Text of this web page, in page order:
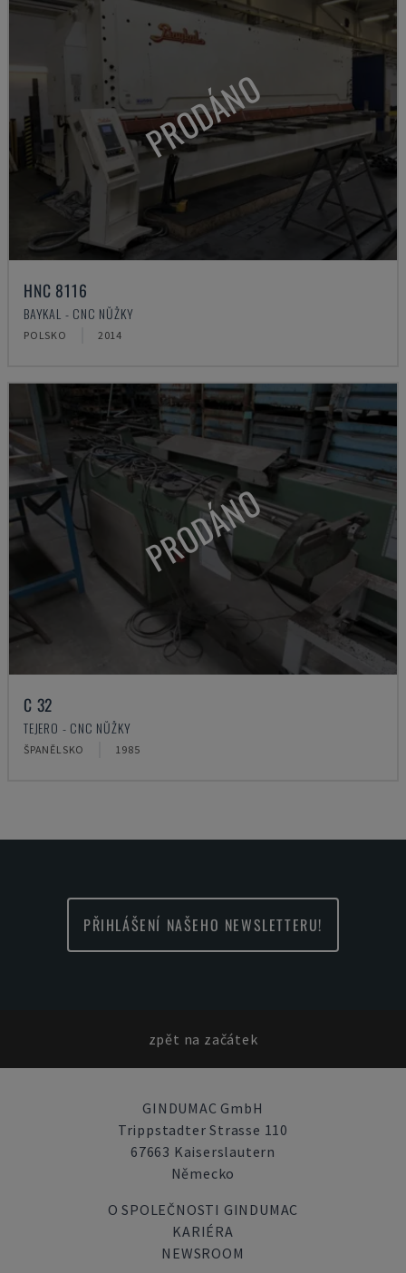
PRODÁNO
HNC 8116
BAYKAL - CNC NŮŽKY
POLSKO 2014
PRODÁNO
C 32
TEJERO - CNC NŮŽKY
ŠPANĚLSKO 1985
PŘIHLÁŠENÍ NAŠEHO NEWSLETTERU!
zpět na začátek
GINDUMAC GmbH
Trippstadter Strasse 110
67663 Kaiserslautern
Německo
O SPOLEČNOSTI GINDUMAC
KARIÉRA
NEWSROOM